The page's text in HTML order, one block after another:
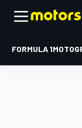
FORMULA 1